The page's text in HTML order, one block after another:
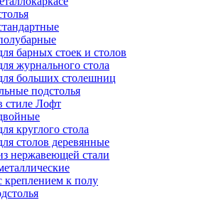
барных стоек и столов
журнального стола
больших столешниц
подстолья
стиле Лофт
круглого стола
столов деревянные
нержавеющей стали
креплением к полу